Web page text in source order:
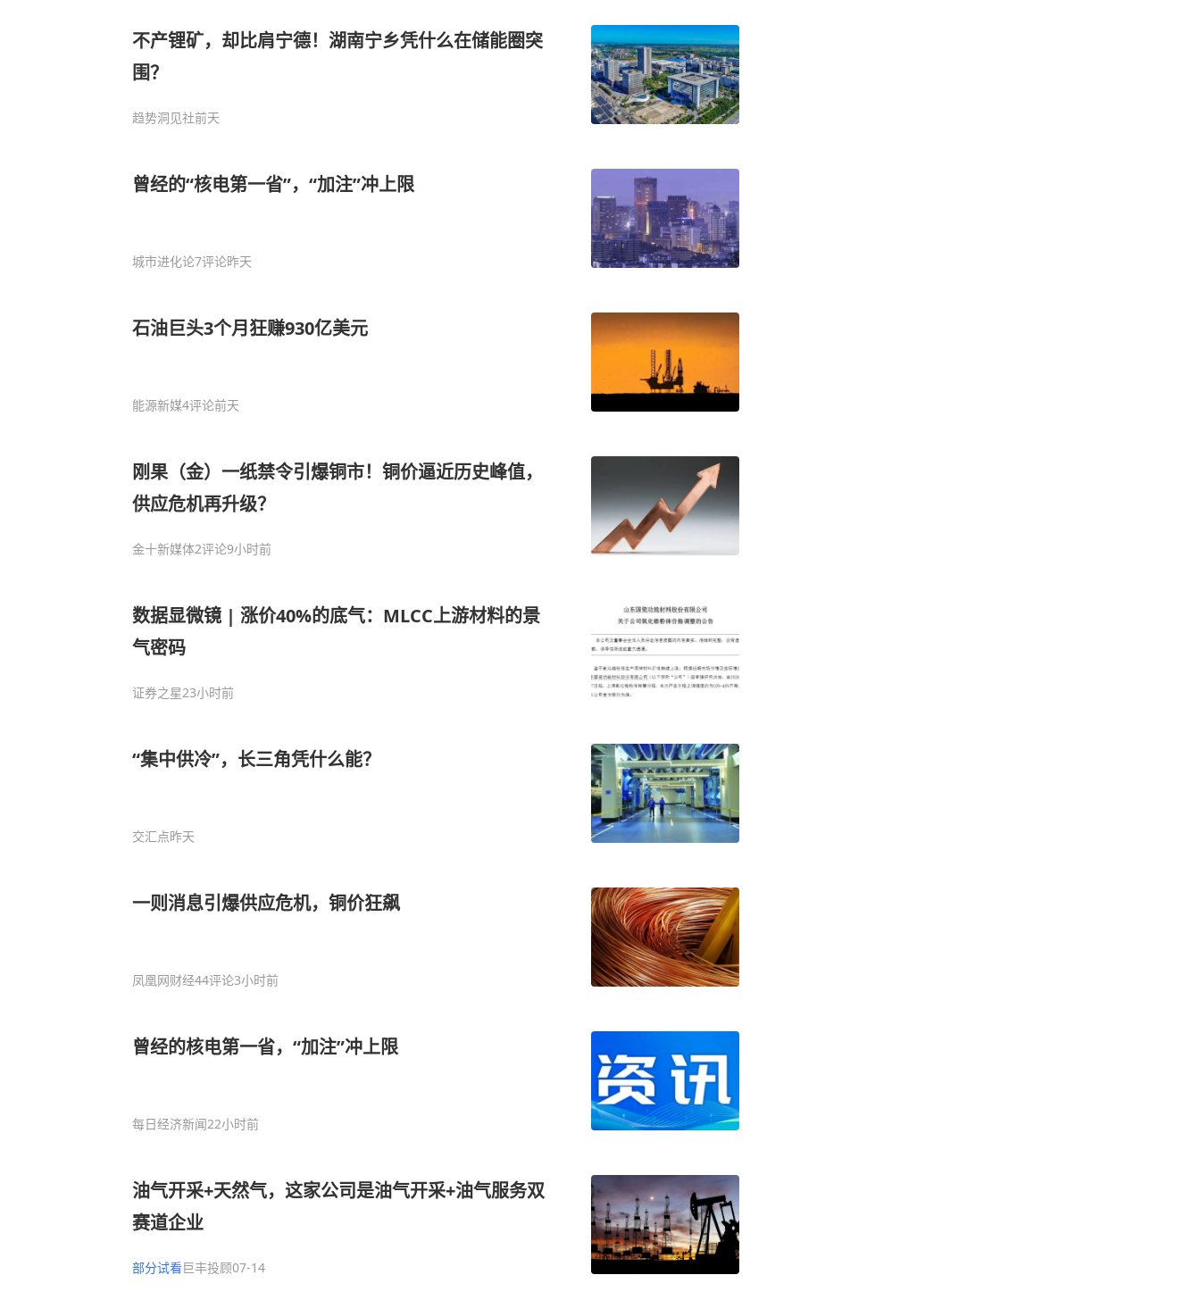
不产锂矿，却比肩宁德！湖南宁乡凭什么在储能圈突
围？
趋势洞见社前天
曾经的“核电第一省”，“加注”冲上限
城市进化论7评论昨天
石油巨头3个月狂赚930亿美元
能源新媒4评论前天
刚果（金）一纸禁令引爆铜市！铜价逼近历史峰值，
供应危机再升级？
金十新媒体2评论9小时前
数据显微镜 | 涨价40%的底气：MLCC上游材料的景
气密码
证券之星23小时前
“集中供冷”，长三角凭什么能？
交汇点昨天
一则消息引爆供应危机，铜价狂飙
凤凰网财经44评论3小时前
曾经的核电第一省，“加注”冲上限
每日经济新闻22小时前
油气开采+天然气，这家公司是油气开采+油气服务双
赛道企业
部分试看巨丰投顾07-14